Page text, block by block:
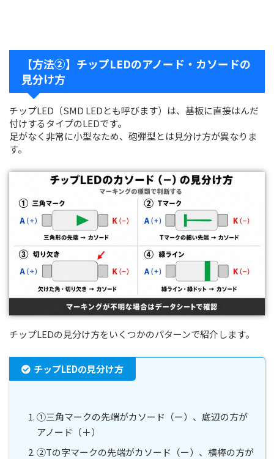
【方法②】チップLEDのアノード・カソードの
見分け方
チップLED（SMD LEDとも呼びます）は、基板に直接はんだ
付けするタイプのLEDです。
足がなく非常に小型なため、砲弾型とは見分け方が異なりま
す。
チップLEDの見分け方をいくつかのパターンで紹介します。
チップLEDの見分け方
①三角マークの先端がカソード（ー）、底辺の方が
アノード（＋）
②Tの字マークの先端がカソード（ー）、横棒の方が